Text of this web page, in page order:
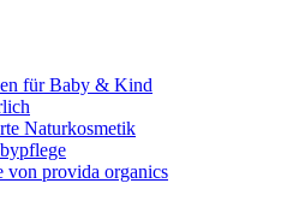
für Baby & Kind
Naturkosmetik
von provida organics